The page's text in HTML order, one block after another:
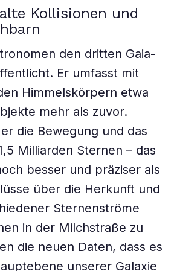
Kollisionen und
den dritten Gaia-
Er umfasst mit
Himmelskörpern etwa
mehr als zuvor.
die Bewegung und das
Milliarden Sternen – das
besser und präziser als
über die Herkunft und
Sternenströme
in der Milchstraße zu
die neuen Daten, dass es
unserer Galaxie